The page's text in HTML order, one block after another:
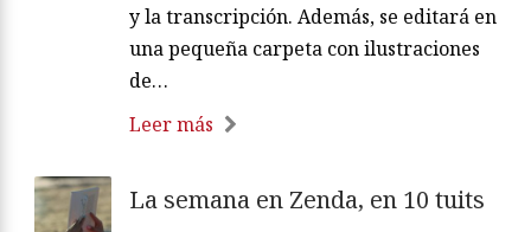
y la transcripción. Además, se editará en
una pequeña carpeta con ilustraciones
de…
Leer más
La semana en Zenda, en 10 tuits